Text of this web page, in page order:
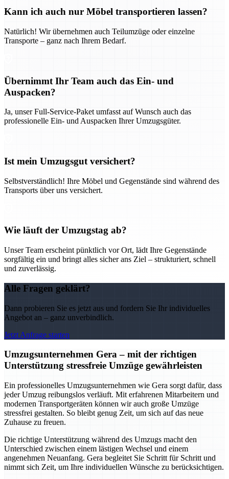
Kann ich auch nur Möbel transportieren lassen?
Natürlich! Wir übernehmen auch Teilumzüge oder einzelne
Transporte – ganz nach Ihrem Bedarf.
Übernimmt Ihr Team auch das Ein- und
Auspacken?
Ja, unser Full-Service-Paket umfasst auf Wunsch auch das
professionelle Ein- und Auspacken Ihrer Umzugsgüter.
Ist mein Umzugsgut versichert?
Selbstverständlich! Ihre Möbel und Gegenstände sind während des
Transports über uns versichert.
Wie läuft der Umzugstag ab?
Unser Team erscheint pünktlich vor Ort, lädt Ihre Gegenstände
sorgfältig ein und bringt alles sicher ans Ziel – strukturiert, schnell
und zuverlässig.
Alle Fragen geklärt?
Dann probieren Sie es jetzt aus und fordern Sie Ihr individuelles
Angebot an – ganz unverbindlich.
Jetzt Anfrage starten
Umzugsunternehmen Gera – mit der richtigen
Unterstützung stressfreie Umzüge gewährleisten
Ein professionelles Umzugsunternehmen wie Gera sorgt dafür, dass
jeder Umzug reibungslos verläuft. Mit erfahrenen Mitarbeitern und
modernen Transportgeräten können wir auch große Umzüge
stressfrei gestalten. So bleibt genug Zeit, um sich auf das neue
Zuhause zu freuen.
Die richtige Unterstützung während des Umzugs macht den
Unterschied zwischen einem lästigen Wechsel und einem
angenehmen Neuanfang. Gera begleitet Sie Schritt für Schritt und
nimmt sich Zeit, um Ihre individuellen Wünsche zu berücksichtigen.